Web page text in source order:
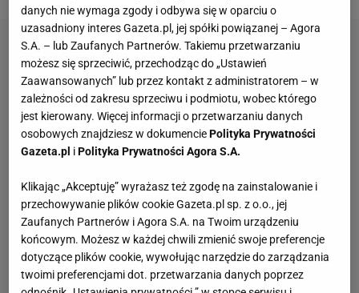
danych nie wymaga zgody i odbywa się w oparciu o
uzasadniony interes Gazeta.pl, jej spółki powiązanej – Agora
S.A. – lub Zaufanych Partnerów. Takiemu przetwarzaniu
możesz się sprzeciwić, przechodząc do „Ustawień
Zaawansowanych” lub przez kontakt z administratorem – w
zależności od zakresu sprzeciwu i podmiotu, wobec którego
jest kierowany. Więcej informacji o przetwarzaniu danych
osobowych znajdziesz w dokumenciePolityka Prywatności
Gazeta.pl iPolityka Prywatności Agora S.A.
Klikając „Akceptuję” wyrażasz też zgodę na zainstalowanie i
przechowywanie plików cookie Gazeta.pl sp. z o.o., jej
Zaufanych Partnerów i Agora S.A. na Twoim urządzeniu
końcowym. Możesz w każdej chwili zmienić swoje preferencje
dotyczące plików cookie, wywołując narzędzie do zarządzania
twoimi preferencjami dot. przetwarzania danych poprzez